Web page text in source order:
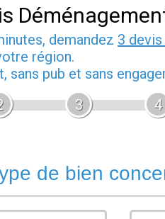
demandez 3
région.
sans pub et sans
3 4
de bien